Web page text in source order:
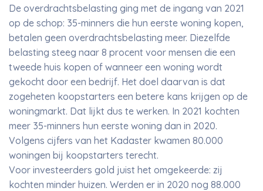
De overdrachtsbelasting ging met de ingang van 2021
op de schop: 35-minners die hun eerste woning kopen,
betalen geen overdrachtsbelasting meer. Diezelfde
belasting steeg naar 8 procent voor mensen die een
tweede huis kopen of wanneer een woning wordt
gekocht door een bedrijf. Het doel daarvan is dat
zogeheten koopstarters een betere kans krijgen op de
woningmarkt. Dat lijkt dus te werken. In 2021 kochten
meer 35-minners hun eerste woning dan in 2020.
Volgens cijfers van het Kadaster kwamen 80.000
woningen bij koopstarters terecht.
Voor investeerders gold juist het omgekeerde: zij
kochten minder huizen. Werden er in 2020 nog 88.000